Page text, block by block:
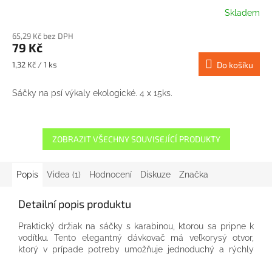
Skladem
65,29 Kč bez DPH
79 Kč
Měrná
1,32 Kč / 1 ks Do košíku
Sáčky na psí výkaly ekologické. 4 x 15ks.
ZOBRAZIT VŠECHNY SOUVISEJÍCÍ PRODUKTY
Popis Videa (1) Hodnocení Diskuze Značka
Detailní popis produktu
Praktický držiak na sáčky s karabinou, ktorou sa pripne k
vodítku. Tento elegantný dávkovač má veľkorysý otvor,
ktorý v prípade potreby umožňuje jednoduchý a rýchly